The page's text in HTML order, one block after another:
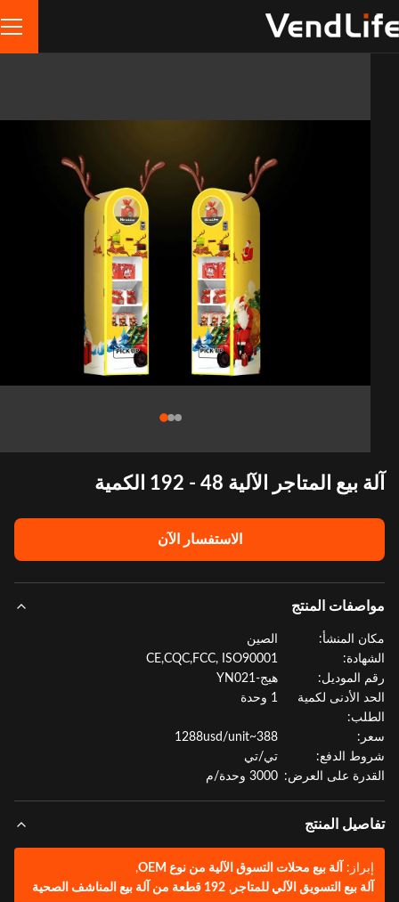
المتاجر الآلية 48 - 192 الكمية
الاستفسار الآن
المنتج
المنشأ:
CE,CQC,FCC, ISO90001
الموديل:
الأدنى لكمية
1 وحدة
الدفع:
تي/تي
على العرض:
3000 وحدة/م
المنتج
آلة بيع محلات التسوق الآلية من نوع OEM
,
بيع التسويق الآلي للمتاجر,192 قطعة من آلة بيع المناشف الصحية